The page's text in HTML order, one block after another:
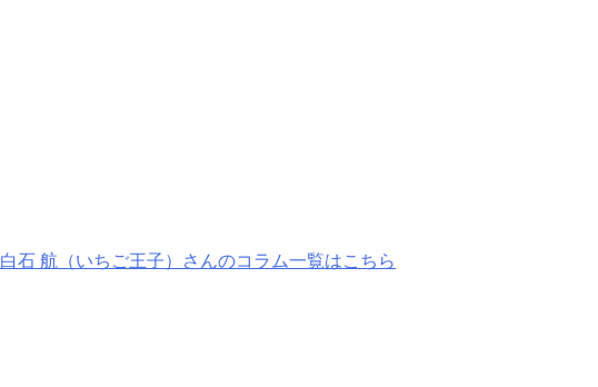
白石 航（いちご王子）さんのコラム一覧はこちら